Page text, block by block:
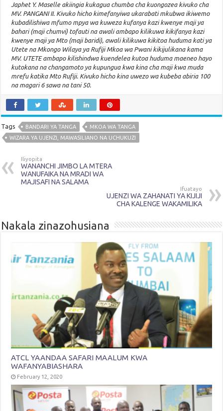
Japhet Y. Maselle akiingia kukagua chumba cha kuongozea kivuko cha
MV. PANGANI II. Kivuko hicho kimefanyiwa ukarabati mkubwa ikiwemo
kubadilishiwa mfumo mpya wa kuweza kufanya kazi kwenye maji ya
bahari (maji chumvi) tofauti na awali ambapo kilikuwa kikifanya kazi
kwenye maji ya Mto (maji baridi), awali kilikuwa kikitoa huduma kati ya
Utete na Mkongo Wilaya ya Rufiji Mkoa wa Pwani kikijulikana kama
MV. UTETE ambapo kilishindwa kuendelea kutoa huduma maeneo hayo
kutokana na changamoto ya kupungua kwa kina cha maji kwa muda
mrefu katika Mto Rufiji. Kivuko hicho kina uwezo wa kubeba abiria 100
na magari 6 sawa na tani 50.
Tags BANDARI YA TANGA
MKOA WA TANGA
WIZARA YA UJENZI, MAWASILIANO NA UCHUKUZI
Iliyopita
WANANCHI JIMBO LA MTERA
WANUFAIKA NA MRADI WA
MAJISAFI NA SALAMA
Ifuatayo
UJENZI WA ZAHANATI YA KIJIJI
CHA KALENGE WAKAMILIKA
Nakala zinazohusiana
ATCL YAANDAA SAFARI MAALUM KWA
WAFANYABIASHARA
February 12, 2020